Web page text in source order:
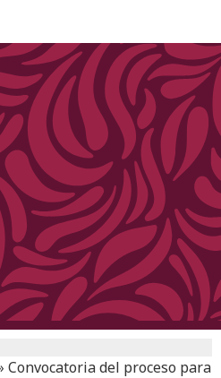
Convocatoria del proceso para